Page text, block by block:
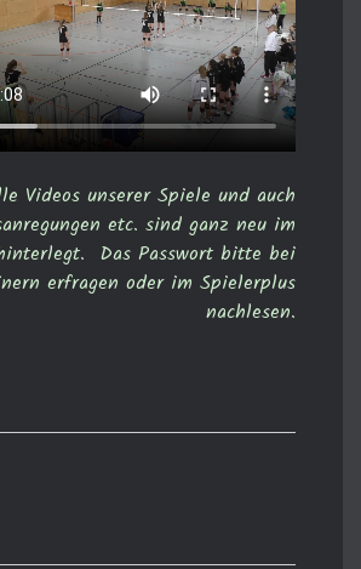
Videos unserer Spiele und auch
etc. sind ganz neu im
Das Passwort bitte bei
erfragen oder im Spielerplus
nachlesen.